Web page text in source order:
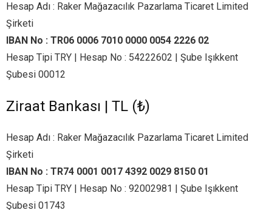
- Babetler
Hesap Adı : Raker Mağazacılık Pazarlama Ticaret Limited
Şirketi
IBAN No : TR06 0006 7010 0000 0054 2226 02
Hesap Tipi TRY | Hesap No : 54222602 | Şube Işıkkent
Şubesi 00012
Ziraat Bankası | TL (₺)
Hesap Adı : Raker Mağazacılık Pazarlama Ticaret Limited
Şirketi
IBAN No : TR74 0001 0017 4392 0029 8150 01
Hesap Tipi TRY | Hesap No : 92002981 | Şube Işıkkent
Şubesi 01743